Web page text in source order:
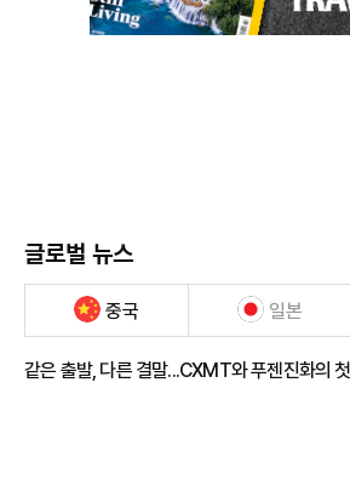
글로벌 뉴스
중국 일본
같은 출발, 다른 결말...CXMT와 푸젠진화의